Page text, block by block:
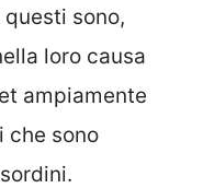
sono,
loro causa
ampiamente
che sono